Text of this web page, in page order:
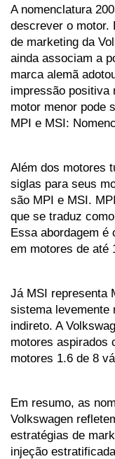
A nomenclatura
descrever o motor.
de marketing da
ainda associam a
marca alemã
impressão positiva
motor menor pode
MPI e MSI:
Além dos motores
siglas para seus
são MPI e MSI.
que se traduz
Essa abordagem é
em motores de até
Já MSI representa
sistema levemente
indireto. A
motores aspirados
motores 1.6 de 8
Em resumo, as
Volkswagen
estratégias de
injeção